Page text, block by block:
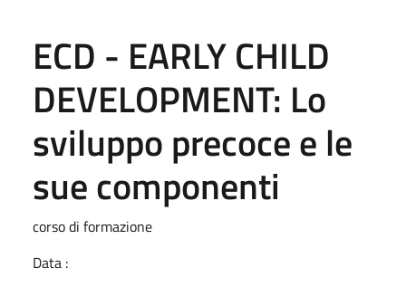
ECD - EARLY CHILD
DEVELOPMENT: Lo
sviluppo precoce e le
sue componenti
corso di formazione
Data :